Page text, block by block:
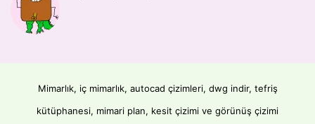
Mimarlık, iç mimarlık, autocad çizimleri, dwg indir, tefriş
kütüphanesi, mimari plan, kesit çizimi ve görünüş çizimi